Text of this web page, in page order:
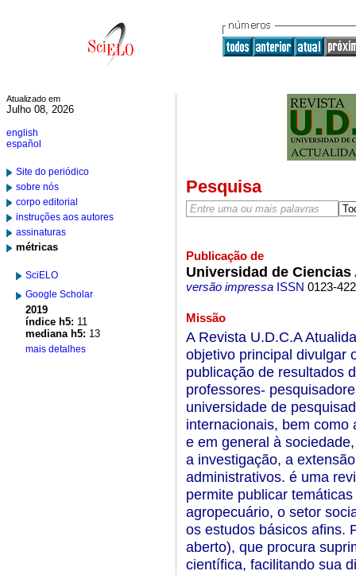
Atualizado em
Julho 08, 2026
english
español
Site do periódico
sobre nós
corpo editorial
instruções aos autores
assinaturas
métricas
SciELO
Google Scholar
2019
índice h5: 11
mediana h5: 13
mais detalhes
Pesquisa
Publicação de
Universidad de
versão impressaISSN 0123-
Missão
A Revista U.D.C.A
objetivo principal divulgar
publicação de resultados
professores-
universidade de
internacionais, bem como
e em general à
a investigação, a
administrativos. é uma
permite publicar
agropecuário, o setor
os estudos básicos afins.
aberto), que procura
científica, facilitando sua